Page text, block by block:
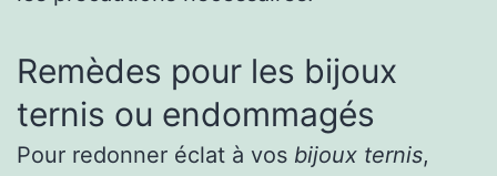
Remèdes pour les bijoux
ternis ou endommagés
Pour redonner éclat à vos bijoux ternis,